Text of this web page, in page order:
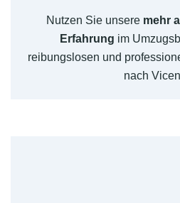
Nutzen Sie unsere mehr
Erfahrung im
reibungslosen und
nach